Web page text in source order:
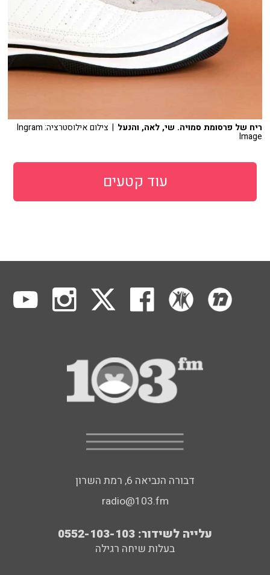
ריח של פרסומת סמויה. שי, לאה, והנעל | צילום אילוסטרציה: Ingram
Image
עוד קטעים
דבורה הנביאה 6, רמת השרון
radio@103.fm
עלייה לשידור: 0552-103-103
בעלות שיחה רגילה